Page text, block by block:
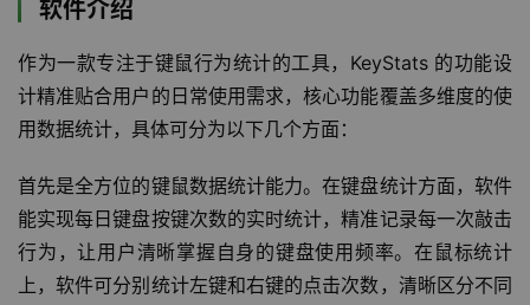
软件介绍
作为一款专注于键鼠行为统计的工具，KeyStats 的功能设
计精准贴合用户的日常使用需求，核心功能覆盖多维度的使
用数据统计，具体可分为以下几个方面：
首先是全方位的键鼠数据统计能力。在键盘统计方面，软件
能实现每日键盘按键次数的实时统计，精准记录每一次敲击
行为，让用户清晰掌握自身的键盘使用频率。在鼠标统计
上，软件可分别统计左键和右键的点击次数，清晰区分不同